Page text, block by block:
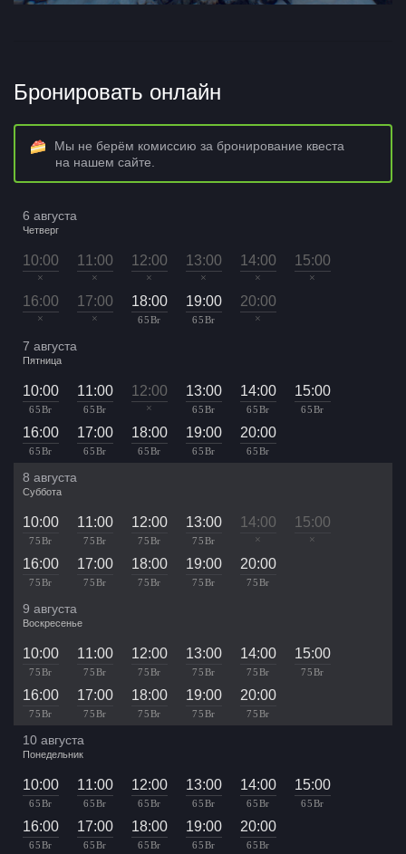
Бронировать онлайн
Мы не берём комиссию за бронирование квеста
на нашем сайте.
6 августа
Четверг
10:00
×
11:00
×
12:00
×
13:00
×
14:00
×
15:00
×
16:00
×
17:00
×
18:00
65 Br
19:00
65 Br
20:00
×
7 августа
Пятница
10:00
65 Br
11:00
65 Br
12:00
×
13:00
65 Br
14:00
65 Br
15:00
65 Br
16:00
65 Br
17:00
65 Br
18:00
65 Br
19:00
65 Br
20:00
65 Br
8 августа
Суббота
10:00
75 Br
11:00
75 Br
12:00
75 Br
13:00
75 Br
14:00
×
15:00
×
16:00
75 Br
17:00
75 Br
18:00
75 Br
19:00
75 Br
20:00
75 Br
9 августа
Воскресенье
10:00
75 Br
11:00
75 Br
12:00
75 Br
13:00
75 Br
14:00
75 Br
15:00
75 Br
16:00
75 Br
17:00
75 Br
18:00
75 Br
19:00
75 Br
20:00
75 Br
10 августа
Понедельник
10:00
65 Br
11:00
65 Br
12:00
65 Br
13:00
65 Br
14:00
65 Br
15:00
65 Br
16:00
65 Br
17:00
65 Br
18:00
65 Br
19:00
65 Br
20:00
65 Br